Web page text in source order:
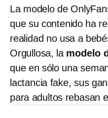
La modelo de
que su contenido ha
realidad no usa a
Orgullosa, la modelo
que en sólo una
lactancia fake, sus
para adultos rebasan